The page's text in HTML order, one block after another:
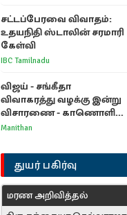
சட்டப்பேரவை விவாதம்:
உதயநிதி ஸ்டாலின் சரமாரி
கேள்வி
IBC Tamilnadu
விஜய் - சங்கீதா
விவாகரத்து வழக்கு இன்று
விசாரணை - காணொளி
மூலம் ஆஜராக வாய்ப்பு
Manithan
துயர் பகிர்வு
மரண அறிவித்தல்